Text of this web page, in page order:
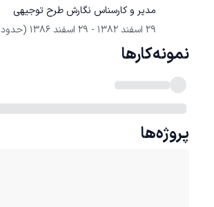
مدیر و کارسناس نگارش طرح توجیهی
29 اسفند 1382
- 29 اسفند 1386 (حدود 4 سال)
نمونه‌کارها
پروژه‌ها